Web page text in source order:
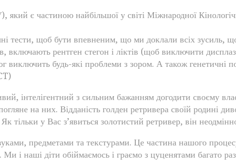
є частиною найбільшої у світі Міжнародної
тести, щоб бути впевненим, що ми доклали всіх зусиль,
включають рентген стегон і ліктів (щоб виключити
будь-які проблеми з зором. А також генетичні
інтелігентний з сильним бажанням догодити своєму
на них. Відданість голден ретривера своїй родині
у Вас з’явиться золотистий ретривер, він
предметами та текстурами. Це частина нашого
і наші діти обіймаємось і граємо з цуценятами багато